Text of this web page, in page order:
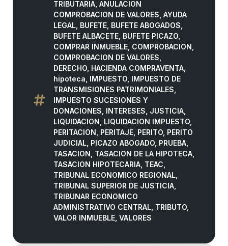
TRIBUTARIA ANULACION
COMPROBACION DE VALORES AYUDA
LEGAL BUFETE BUFETE ABOGADOS
BUFETE ALBACETE BUFETE PICAZO
COMPRAR INMUEBLE COMPROBACION
COMPROBACION DE VALORES
DERECHO HACIENDA COMPRAVENTA
hipoteca IMPUESTO IMPUESTO DE
TRANSMISIONES PATRIMONIALES
IMPUESTO SUCESIONES Y
DONACIONES INTERESES JUSTICIA
LIQUIDACION LIQUIDACION IMPUESTO
PERITACION PERITAJE PERITO PERITO
JUDICIAL PICAZO ABOGADO PRUEBA
TASACION TASACION DE LA HIPOTECA
TASACION HIPOTECARIA TEAC
TRIBUNAL ECONOMICO REGIONAL
TRIBUNAL SUPERIOR DE JUSTICIA
TRIBUNAR ECONOMICO
ADMINISTRATIVO CENTRAL TRIBUTO
VALOR INMUEBLE VALORES